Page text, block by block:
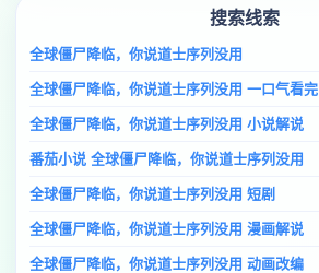
搜索线索
全球僵尸降临，你说道士序列没用
全球僵尸降临，你说道士序列没用 一口气看完
全球僵尸降临，你说道士序列没用 小说解说
番茄小说 全球僵尸降临，你说道士序列没用
全球僵尸降临，你说道士序列没用 短剧
全球僵尸降临，你说道士序列没用 漫画解说
全球僵尸降临，你说道士序列没用 动画改编